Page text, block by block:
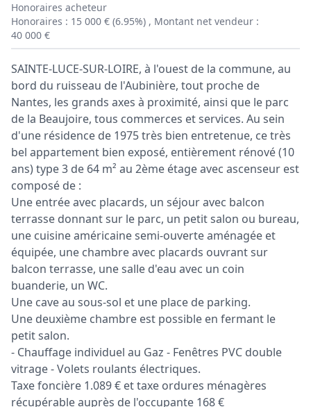
Honoraires acheteur
Honoraires : 15 000 € (6.95%) , Montant net vendeur :
40 000 €
SAINTE-LUCE-SUR-LOIRE, à l'ouest de la commune, au
bord du ruisseau de l'Aubinière, tout proche de
Nantes, les grands axes à proximité, ainsi que le parc
de la Beaujoire, tous commerces et services. Au sein
d'une résidence de 1975 très bien entretenue, ce très
bel appartement bien exposé, entièrement rénové (10
ans) type 3 de 64 m² au 2ème étage avec ascenseur est
composé de :
Une entrée avec placards, un séjour avec balcon
terrasse donnant sur le parc, un petit salon ou bureau,
une cuisine américaine semi-ouverte aménagée et
équipée, une chambre avec placards ouvrant sur
balcon terrasse, une salle d'eau avec un coin
buanderie, un WC.
Une cave au sous-sol et une place de parking.
Une deuxième chambre est possible en fermant le
petit salon.
- Chauffage individuel au Gaz - Fenêtres PVC double
vitrage - Volets roulants électriques.
Taxe foncière 1.089 € et taxe ordures ménagères
récupérable auprès de l'occupante 168 €